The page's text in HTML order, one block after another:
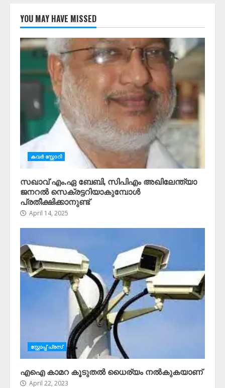
YOU MAY HAVE MISSED
കവർ സ്റ്റോറി
സഖാവ് എം.ഏ ബേബി, സിപിഎം അഖിലേന്ത്യാ
ജനറൽ സെക്രട്ടറിയാകുമ്പോൾ
പ്രതീക്ഷിക്കാനുണ്ട്
April 14, 2025
സ്റ്റോപ്പ്‌ പ്രസ്‌
എഐ കാമറ കൂടുതൽ ധൈര്യം നൽകുകയാണ്
April 22, 2023